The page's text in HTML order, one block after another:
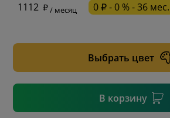
1112
/ месяц 0 ₽ - 0 % - 36 мес.
Выбрать цвет
В корзину